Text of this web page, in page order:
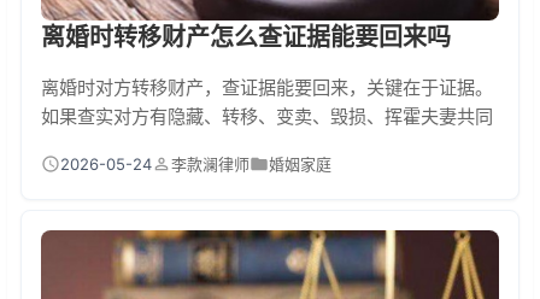
离婚时转移财产怎么查证据能要回来吗
离婚时对方转移财产，查证据能要回来，关键在于证据。
如果查实对方有隐藏、转移、变卖、毁损、挥霍夫妻共同
者不分；离婚后发现的，也可以向法院起诉请求再次分
录等。维权核心是及时取证并申请法院调查或财产保全。
对方偷偷转钱……
2026-05-24 李款澜律师 婚姻家庭